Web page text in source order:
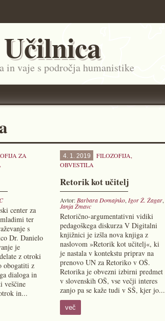
Učilnica
in vaje s področja humanistike
ZA
center za
ter
s
Dr. Danielo
je
z otroki
obogatiti z
dialoga in
veščine
in...
4. 1. 2019 FILOZOFIJA,
OBVESTILA
Retorik kot učitelj
Avtor: Barbara Domajnko, Igor Ž. Žagar,
Janja Žmavc
Retorično-argumentativni vidiki
pedagoškega diskurza V Digitalni
knjižnici je izšla nova knjiga z
naslovom »Retorik kot učitelj«, ki
je nastala v kontekstu priprav na
prenovo UN za Retoriko v OŠ.
Retorika je obvezni izbirni predmet
v slovenskih OŠ, vse večji interes
zanjo pa se kaže tudi v SŠ, kjer jo...
več